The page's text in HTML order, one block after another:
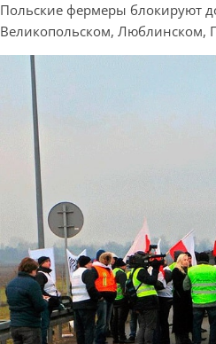
Польские фермеры блокируют
Великопольском, Люблинском,